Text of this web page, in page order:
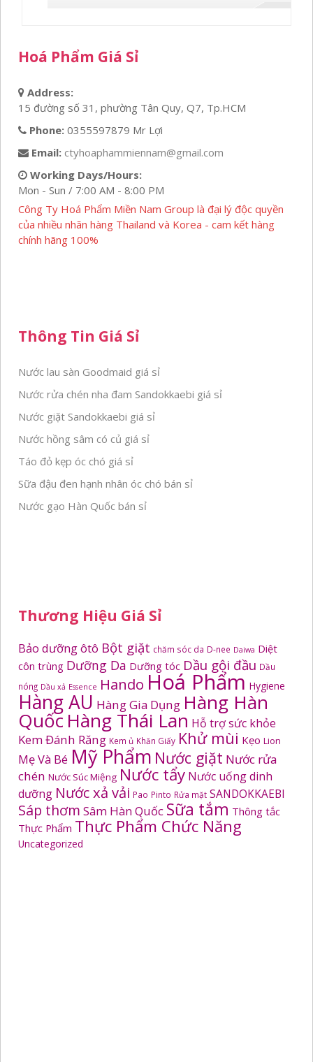
Hoá Phẩm Giá Sỉ
Address:
15 đường số 31, phường Tân Quy, Q7, Tp.HCM
Phone: 0355597879 Mr Lợi
Email: ctyhoaphammiennam@gmail.com
Working Days/Hours:
Mon - Sun / 7:00 AM - 8:00 PM
Công Ty Hoá Phẩm Miền Nam Group là đại lý độc quyền
của nhiều nhãn hàng Thailand và Korea - cam kết hàng
chính hãng 100%
Thông Tin Giá Sỉ
Nước lau sàn Goodmaid giá sỉ
Nước rửa chén nha đam Sandokkaebi giá sỉ
Nước giặt Sandokkaebi giá sỉ
Nước hồng sâm có củ giá sỉ
Táo đỏ kẹp óc chó giá sỉ
Sữa đậu đen hạnh nhân óc chó bán sỉ
Nước gạo Hàn Quốc bán sỉ
Thương Hiệu Giá Sỉ
Bảo dưỡng ôtô Bột giặt chăm sóc da D-nee Daiwa Diệt
côn trùng Dưỡng Da Dưỡng tóc Dầu gội đầu Dầu
nóng Dầu xả Essence Hando Hoá Phẩm Hygiene
Hàng AU Hàng Gia Dụng Hàng Hàn
Quốc Hàng Thái Lan Hỗ trợ sức khỏe
Kem Đánh Răng Kem ủ Khăn Giấy Khử mùi Kẹo Lion
Mẹ Và Bé Mỹ Phẩm Nước giặt Nước rửa
chén Nước Súc Miệng Nước tẩy Nước uống dinh
dưỡng Nước xả vải Pao Pinto Rửa mặt SANDOKKAEBI
Sáp thơm Sâm Hàn Quốc Sữa tắm Thông tắc
Thực Phẩm Thực Phẩm Chức Năng
Uncategorized